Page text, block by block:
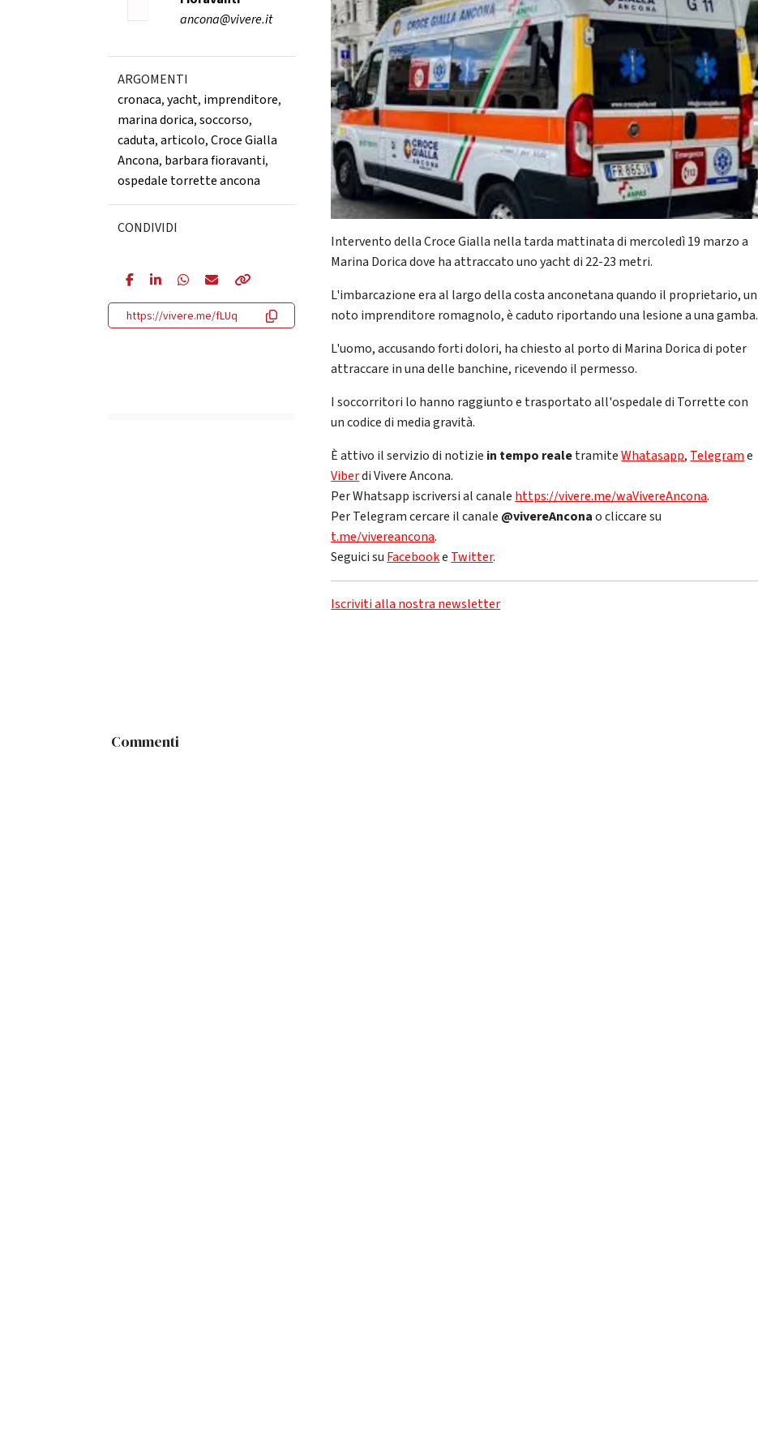
ancona@vivere.it
ARGOMENTI
cronaca,yacht, imprenditore,
marina dorica,soccorso,
caduta,articolo,Croce Gialla
Ancona, barbara fioravanti,
ospedale torrette ancona
CONDIVIDI
https://vivere.me/fLUq
Intervento della Croce Gialla nella tarda mattinata di mercoledì 19 marzo a
Marina Dorica dove ha attraccato uno yacht di 22-23 metri.
L'imbarcazione era al largo della costa anconetana quando il proprietario, un
noto imprenditore romagnolo, è caduto riportando una lesione a una gamba.
L'uomo, accusando forti dolori, ha chiesto al porto di Marina Dorica di poter
attraccare in una delle banchine, ricevendo il permesso.
I soccorritori lo hanno raggiunto e trasportato all'ospedale di Torrette con
un codice di media gravità.
È attivo il servizio di notizie in tempo realetramiteWhatasapp, Telegrame
Viberdi Vivere Ancona.
Per Whatsapp iscriversi al canale https://vivere.me/waVivereAncona.
Per Telegram cercare il canale @vivereAnconao cliccare su
t.me/vivereancona.
Seguici su Facebooke Twitter.
Iscriviti alla nostra newsletter
Commenti